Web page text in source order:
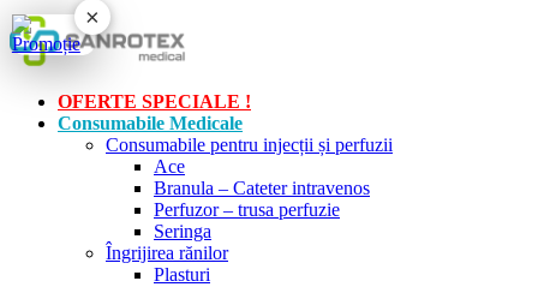
×
OFERTE SPECIALE !
Consumabile Medicale
Consumabile pentru injecții și perfuzii
Ace
Branula – Cateter intravenos
Perfuzor – trusa perfuzie
Seringa
Îngrijirea rănilor
Plasturi